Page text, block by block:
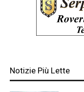
Notizie Più Lette